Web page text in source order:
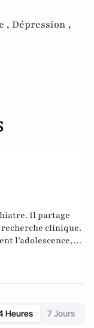
, Dépression ,
Il partage
clinique.
l’adolescence,
Il a mis
d’aide
Heures 7 Jours